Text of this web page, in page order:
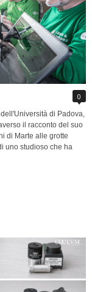
0
di Padova,
il racconto del suo
di Marte alle grotte
uno studioso che ha